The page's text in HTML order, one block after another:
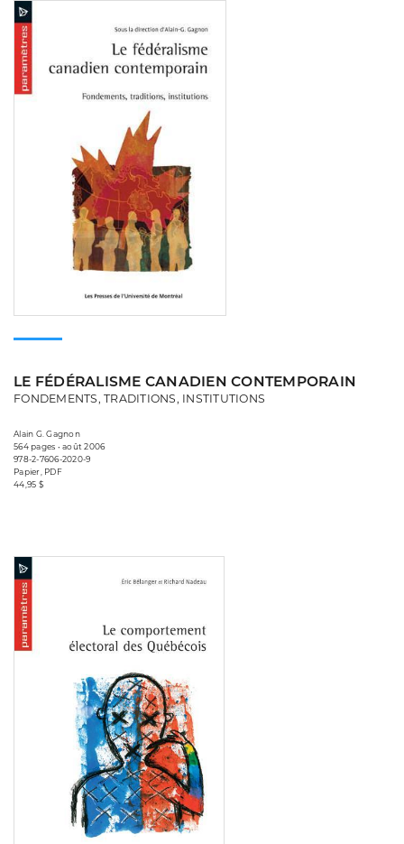
LE FÉDÉRALISME CANADIEN CONTEMPORAIN
FONDEMENTS, TRADITIONS, INSTITUTIONS
Alain G. Gagnon
564 pages • août 2006
978-2-7606-2020-9
Papier, PDF
44,95 $